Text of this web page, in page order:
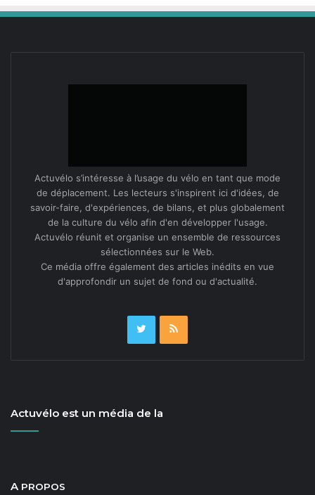
Actuvélo s’intéresse à l’usage du vélo en tant que mode
de déplacement. Les lecteurs s'inspirent ici d'idées, de
savoir-faire, d'expériences, de bilans, et plus globalement
de la culture du vélo afin d'en développer l'usage.
Actuvélo réunit et organise un ensemble de ressources
sélectionnées sur le Web.
Ce média offre également des articles inédits en vue
d'approfondir un sujet de fond ou d'actualité.
Actuvélo est un média de la
A PROPOS